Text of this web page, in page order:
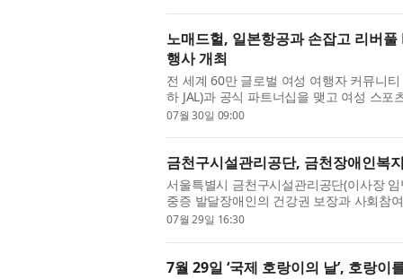
노매드헐, 일본항공과 손잡고 리버
행사 개최
전 세계 60만 글로벌 여성 여행자 커뮤니
하 JAL)과 공식 파트너십을 맺고 여성 스
했다고 밝혔다. 이번 협업을 통해 노매드
07월 30일 09:00
금천구시설관리공단, 금천장애인복
서울특별시 금천구시설관리공단(이사장
중증 발달장애인의 건강권 보장과 사회참
다. 이번 사업은 신체활동 기회가 상대적
07월 29일 16:30
7월 29일 ‘국제 호랑이의 날’, 호랑